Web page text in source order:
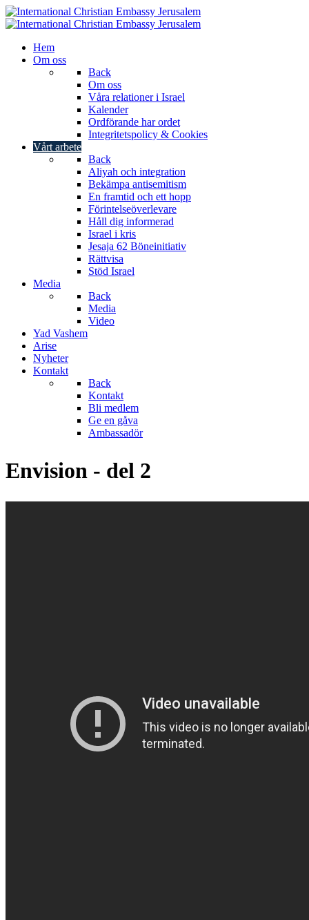
Hem
Om oss
Back
Om oss
Våra relationer i Israel
Kalender
Ordförande har ordet
Integritetspolicy & Cookies
Vårt arbete
Back
Aliyah och integration
Bekämpa antisemitism
En framtid och ett hopp
Förintelseöverlevare
Håll dig informerad
Israel i kris
Jesaja 62 Böneinitiativ
Rättvisa
Stöd Israel
Media
Back
Media
Video
Yad Vashem
Arise
Nyheter
Kontakt
Back
Kontakt
Bli medlem
Ge en gåva
Ambassadör
Envision - del 2